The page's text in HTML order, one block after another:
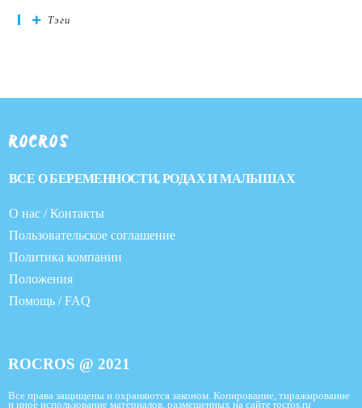
Тэги
ROCROS
ВСЕ О БЕРЕМЕННОСТИ, РОДАХ И МАЛЫШАХ
О нас / Контакты
Пользовательское соглашение
Политика компании
Положения
Помощь / FAQ
ROCROS @ 2021
Все права защищены и охраняются законом. Копирование, тиражирование
и иное использование материалов, размещенных на сайте rocros.ru